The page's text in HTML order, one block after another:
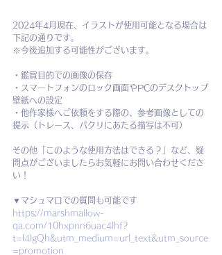
2024年4月現在、イラストが使用可能となる場合は
下記の通りです。
※今後追加する可能性がございます。
・鑑賞目的での画像の保存
・スマートフォンのロック画面やPCのデスクトップ
壁紙への設定
・他作家様へご依頼をする際の、参考画像としての
提示（トレース、パクリにあたる描写は不可）
その他「このような使用方法はできる？」など、疑
問点がございましたらお気軽にお問い合わせくださ
い！
▼マシュマロでの質問も可能です
https://marshmallow-
qa.com/10hxpnn6uac4lhf?
t=I4lgQh&utm_medium=url_text&utm_source
=promotion